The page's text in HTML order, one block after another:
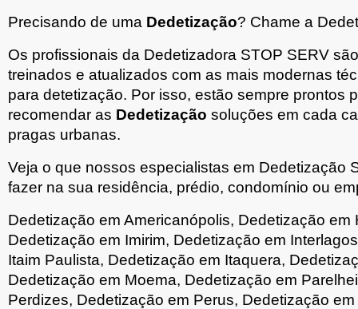
Precisando de uma Dedetização? Chame a
Os profissionais da Dedetizadora STOP SERV
treinados e atualizados com as mais modernas
para detetização. Por isso, estão sempre prontos
recomendar as Dedetização soluções em cada
pragas urbanas.
Veja o que nossos especialistas em Dedetização
fazer na sua residência, prédio, condomínio ou
Dedetização em Americanópolis, Dedetização em
Dedetização em Imirim, Dedetização em
Itaim Paulista, Dedetização em Itaquera,
Dedetização em Moema, Dedetização em
Perdizes, Dedetização em Perus, Dedetização